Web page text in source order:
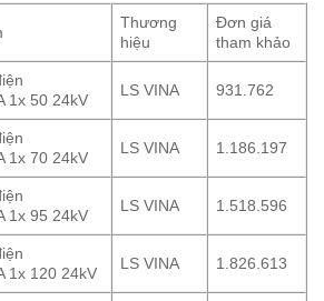
Thương
hiệu
Đơn giá
tham khảo
1x 50 24kV
LS VINA 931.762
1x 70 24kV
LS VINA 1.186.197
1x 95 24kV
LS VINA 1.518.596
1x 120 24kV
LS VINA 1.826.613